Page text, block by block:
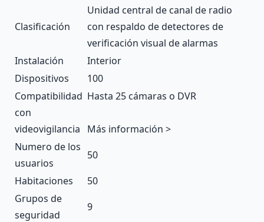
Clasificación
Unidad central de canal de radio
con respaldo de detectores de
verificación visual de alarmas
Instalación
Interior
Dispositivos
100
Compatibilidad
con
videovigilancia
Hasta 25 cámaras o DVR
Más información >
Numero de los
usuarios
50
Habitaciones
50
Grupos de
seguridad
9